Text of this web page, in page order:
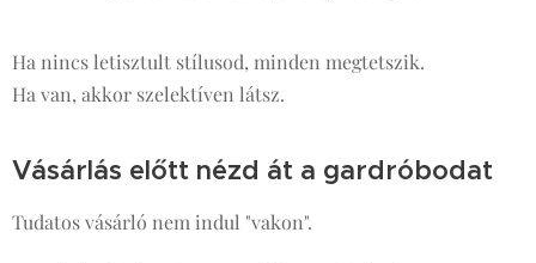
Ha nincs letisztult stílusod, minden megtetszik.
Ha van, akkor szelektíven látsz.
Vásárlás előtt nézd át a gardróbodat
Tudatos vásárló nem indul "vakon".